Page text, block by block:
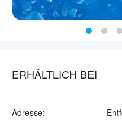
ERHÄLTLICH BEI
Adresse: